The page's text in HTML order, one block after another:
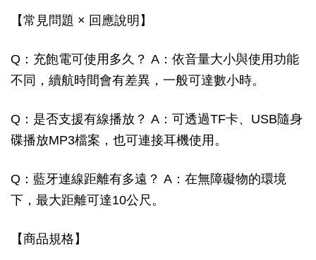
【常見問題 × 回應說明】
Q：充飽電可使用多久？ A：依音量大小與使用功能
不同，續航時間會有差異，一般可達數小時。
Q：是否支援有線播放？ A：可透過TF卡、USB隨身
碟播放MP3檔案，也可連接耳機使用。
Q：藍牙連線距離有多遠？ A：在無障礙物的環境
下，最大距離可達10公尺。
【商品規格】